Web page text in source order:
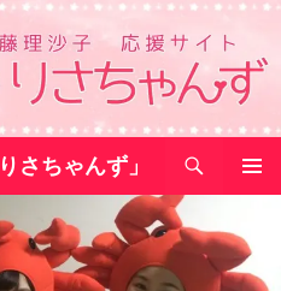
さちゃんず」